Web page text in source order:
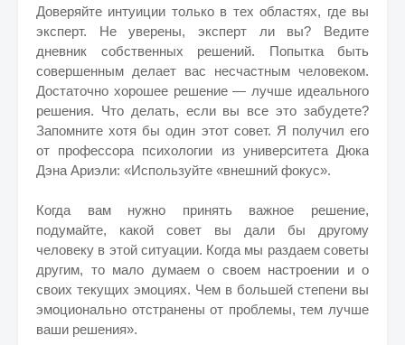
Доверяйте интуиции только в тех областях, где вы
эксперт. Не уверены, эксперт ли вы? Ведите
дневник собственных решений. Попытка быть
совершенным делает вас несчастным человеком.
Достаточно хорошее решение — лучше идеального
решения. Что делать, если вы все это забудете?
Запомните хотя бы один этот совет. Я получил его
от профессора психологии из университета Дюка
Дэна Ариэли: «Используйте «внешний фокус».
Когда вам нужно принять важное решение,
подумайте, какой совет вы дали бы другому
человеку в этой ситуации. Когда мы раздаем советы
другим, то мало думаем о своем настроении и о
своих текущих эмоциях. Чем в большей степени вы
эмоционально отстранены от проблемы, тем лучше
ваши решения».